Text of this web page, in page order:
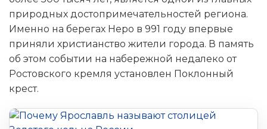
природных достопримечательностей региона.
Именно на берегах Неро в 991 году впервые
приняли христианство жители города. В память
об этом событии на набережной недалеко от
Ростовского кремля установлен Поклонный
крест.